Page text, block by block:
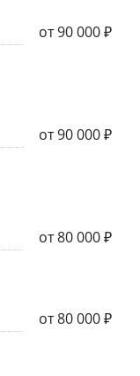
от 90 000 ₽
от 90 000 ₽
от 80 000 ₽
от 80 000 ₽